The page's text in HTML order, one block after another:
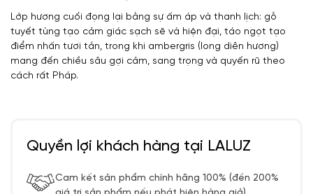
Lớp hương cuối đọng lại bằng sự ấm áp và thanh lịch: gỗ
tuyết tùng tạo cảm giác sạch sẽ và hiện đại, táo ngọt tạo
điểm nhấn tươi tắn, trong khi ambergris (long diên hương)
mang đến chiều sâu gợi cảm, sang trọng và quyến rũ theo
cách rất Pháp.
Quyền lợi khách hàng tại LALUZ
Cam kết sản phẩm chính hãng 100% (đền 200%